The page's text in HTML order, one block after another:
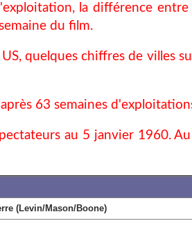
la différence
du film.
quelques chiffres de villes
63 semaines
au 5 janvier 1960.
(Levin/Mason/Boone)